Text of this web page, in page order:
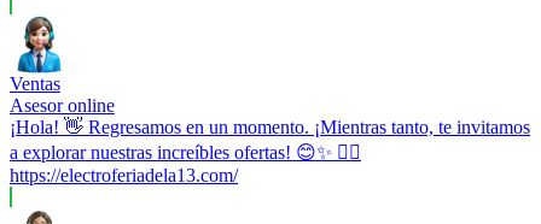
Ventas
Asesor online
¡Hola! 👋 Regresamos en un momento. ¡Mientras tanto, te invitamos
a explorar nuestras increíbles ofertas! 😊✨ 👉🏼
https://electroferiadela13.com/